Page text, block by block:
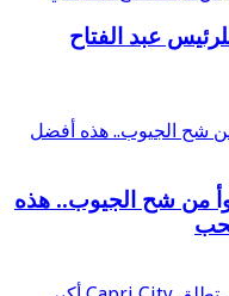
عبد الفتاح
من شح الجيوب.. هذه